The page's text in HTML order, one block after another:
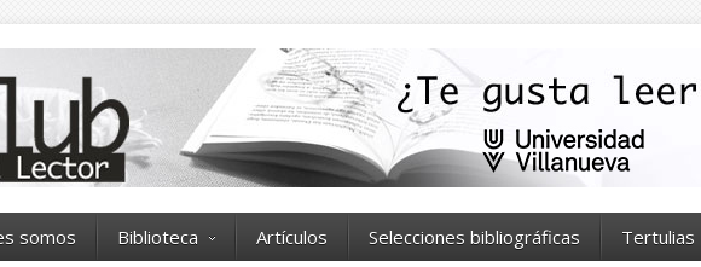
somos Biblioteca Artículos Selecciones bibliográficas Tertulias